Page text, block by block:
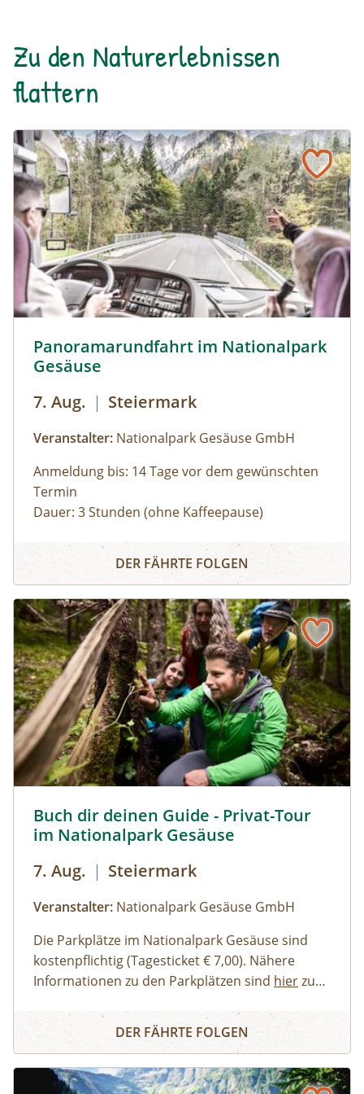
Zu den Naturerlebnissen
flattern
Panoramarundfahrt im Nationalpark
Gesäuse
7. Aug. | Steiermark
Veranstalter: Nationalpark Gesäuse GmbH
Anmeldung bis: 14 Tage vor dem gewünschten
Termin
Dauer: 3 Stunden (ohne Kaffeepause)
Gesäuse mit Nationalpark Ranger:in – wilde
Natur und besondere Orte.
Bus muss gestellt werden. Auf Wunsch ist eine
Kaffeepause im Nationalpark Pavillon
Gstatterboden möglich (nicht im Preis
inkludiert, muss selbst organisiert
werden).Wetterfeste Bekleidung und festes
Schuhwerk für Zwischenstopps ist
empfehlenswert.
Panoramarundfahrt im Nationalpark Gesäuse
DER FÄHRTE FOLGEN
Buch dir deinen Guide - Privat-Tour
im Nationalpark Gesäuse
7. Aug. | Steiermark
Veranstalter: Nationalpark Gesäuse GmbH
Die Parkplätze im Nationalpark Gesäuse sind
kostenpflichtig (Tagesticket € 7,00). Nähere
Informationen zu den Parkplätzen sind hierzu
den Nationalpark Gesäuse stehen
zur
Familien, Erwachsene mit Kindern
Kinder und Jugendliche
Buch dir deinen Guide - Privat-Tour im Nationalpark
DER FÄHRTE FOLGEN